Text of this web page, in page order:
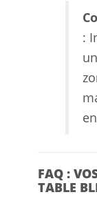
:
FAQ :
TABLE